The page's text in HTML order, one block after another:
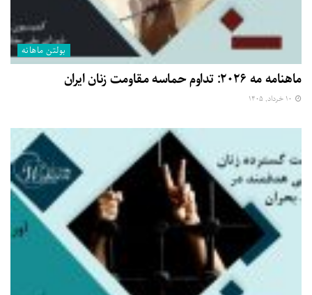
بولتن ماهانه
ماهنامه مه ۲۰۲۶: تداوم حماسه مقاومت زنان ایران